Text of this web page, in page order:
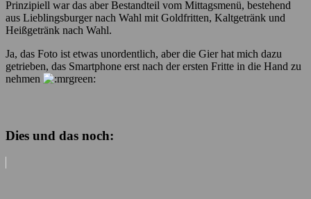
Prinzipiell war das aber Bestandteil vom Mittagsmenü, bestehend
aus Lieblingsburger nach Wahl mit Goldfritten, Kaltgetränk und
Heißgetränk nach Wahl.
Ja, das Foto ist etwas unordentlich, aber die Gier hat mich dazu
getrieben, das Smartphone erst nach der ersten Fritte in die Hand zu
nehmen
Dies und das noch: